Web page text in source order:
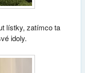
lístky, zatímco ta
idoly.